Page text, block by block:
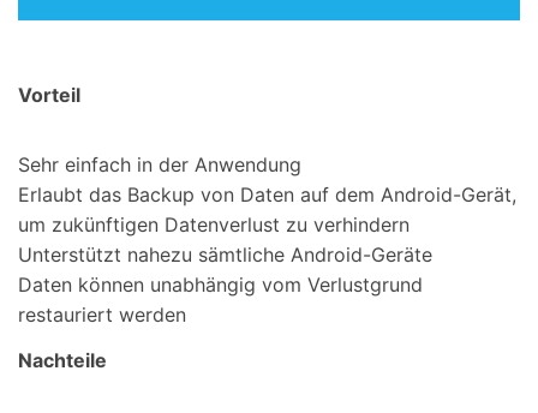
Vorteil
Sehr einfach in der Anwendung
Erlaubt das Backup von Daten auf dem Android-Gerät,
um zukünftigen Datenverlust zu verhindern
Unterstützt nahezu sämtliche Android-Geräte
Daten können unabhängig vom Verlustgrund
restauriert werden
Nachteile